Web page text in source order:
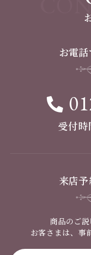
お電
受付
来店
商品のご
お客さまは、事